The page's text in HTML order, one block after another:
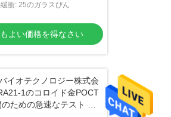
衝: 25のガラスびん
よい価格を得なさい
イオテクノロジー株式会
1のコロイド金POCT
ための急速なテスト キ